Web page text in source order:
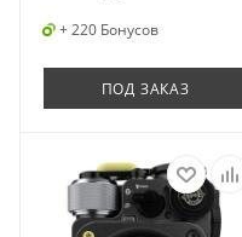
+ 220 Бонусов
ПОД ЗАКАЗ